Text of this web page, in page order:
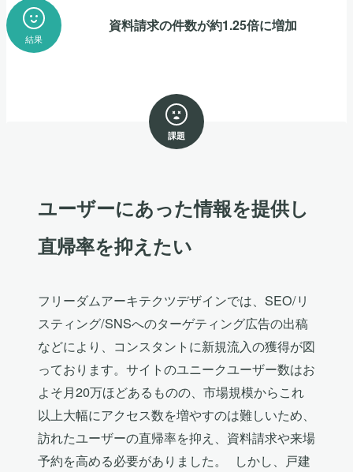
結果
資料請求の件数が約1.25倍に増加
課題
ユーザーにあった情報を提供し
直帰率を抑えたい
フリーダムアーキテクツデザインでは、SEO/リ
スティング/SNSへのターゲティング広告の出稿
などにより、コンスタントに新規流入の獲得が図
っております。サイトのユニークユーザー数はお
よそ月20万ほどあるものの、市場規模からこれ
以上大幅にアクセス数を増やすのは難しいため、
訪れたユーザーの直帰率を抑え、資料請求や来場
予約を高める必要がありました。 しかし、戸建